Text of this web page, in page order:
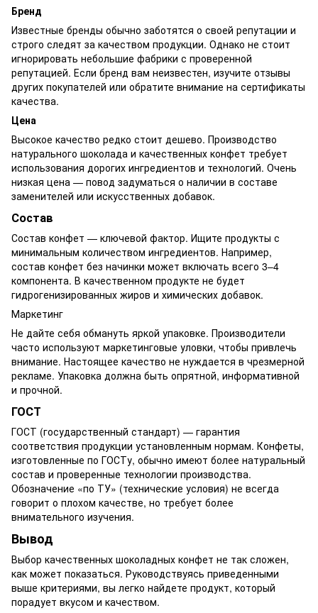
Бренд
Известные бренды обычно заботятся о своей репутации и
строго следят за качеством продукции. Однако не стоит
игнорировать небольшие фабрики с проверенной
репутацией. Если бренд вам неизвестен, изучите отзывы
других покупателей или обратите внимание на сертификаты
качества.
Цена
Высокое качество редко стоит дешево. Производство
натурального шоколада и качественных конфет требует
использования дорогих ингредиентов и технологий. Очень
низкая цена — повод задуматься о наличии в составе
заменителей или искусственных добавок.
Состав
Состав конфет — ключевой фактор. Ищите продукты с
минимальным количеством ингредиентов. Например,
состав конфет без начинки может включать всего 3–4
компонента. В качественном продукте не будет
гидрогенизированных жиров и химических добавок.
Маркетинг
Не дайте себя обмануть яркой упаковке. Производители
часто используют маркетинговые уловки, чтобы привлечь
внимание. Настоящее качество не нуждается в чрезмерной
рекламе. Упаковка должна быть опрятной, информативной
и прочной.
ГОСТ
ГОСТ (государственный стандарт) — гарантия
соответствия продукции установленным нормам. Конфеты,
изготовленные по ГОСТу, обычно имеют более натуральный
состав и проверенные технологии производства.
Обозначение «по ТУ» (технические условия) не всегда
говорит о плохом качестве, но требует более
внимательного изучения.
Вывод
Выбор качественных шоколадных конфет не так сложен,
как может показаться. Руководствуясь приведенными
выше критериями, вы легко найдете продукт, который
порадует вкусом и качеством.